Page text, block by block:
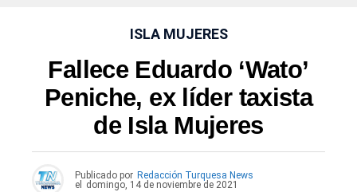
ISLA MUJERES
Fallece Eduardo ‘Wato’
Peniche, ex líder taxista
de Isla Mujeres
Publicado por Redacción Turquesa News
el
domingo, 14 de noviembre de 2021